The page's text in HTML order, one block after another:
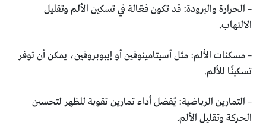
– الحرارة والبرودة: قد تكون فعّالة في تسكين الألم وتقليل
الالتهاب.
– مسكنات الألم: مثل أسيتامينوفين أو إيبوبروفين، يمكن أن توفر
تسكينًا للألم.
– التمارين الرياضية: يُفضل أداء تمارين تقوية للظهر لتحسين
الحركة وتقليل الألم.